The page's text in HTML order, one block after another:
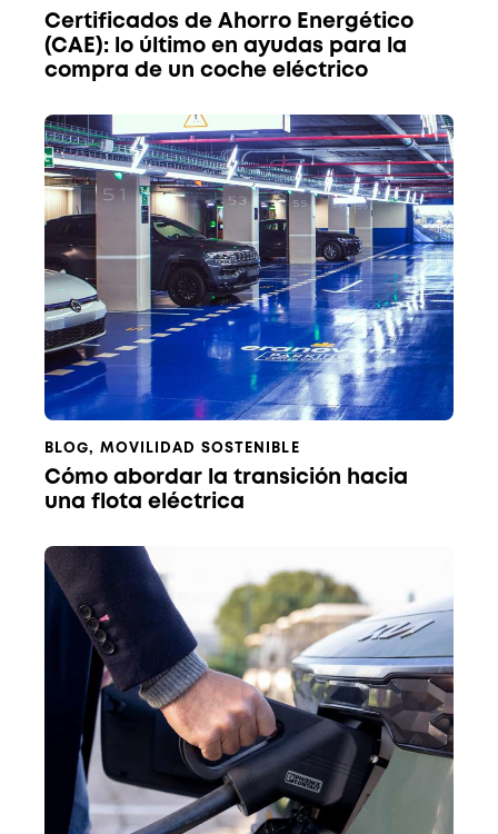
Certificados de Ahorro Energético
(CAE): lo último en ayudas para la
compra de un coche eléctrico
BLOG, MOVILIDAD SOSTENIBLE
Cómo abordar la transición hacia
una flota eléctrica